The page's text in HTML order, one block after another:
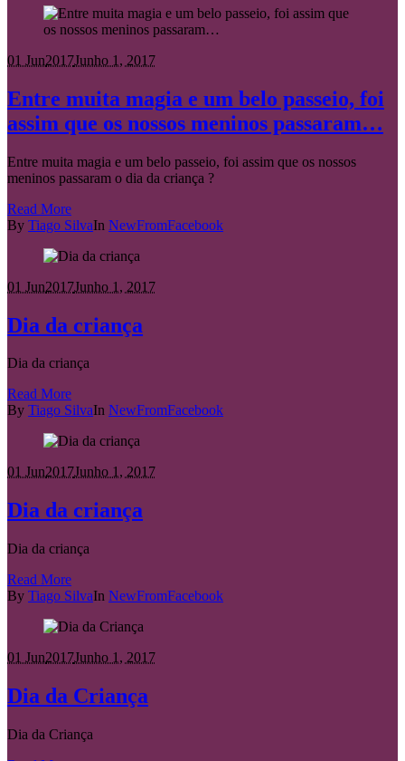
01 Jun2017Junho 1, 2017
Entre muita magia e um belo passeio, foi
assim que os nossos meninos passaram…
Entre muita magia e um belo passeio, foi assim que os nossos
meninos passaram o dia da criança ?
Read More
By Tiago SilvaIn NewFromFacebook
01 Jun2017Junho 1, 2017
Dia da criança
Dia da criança
Read More
By Tiago SilvaIn NewFromFacebook
01 Jun2017Junho 1, 2017
Dia da criança
Dia da criança
Read More
By Tiago SilvaIn NewFromFacebook
01 Jun2017Junho 1, 2017
Dia da Criança
Dia da Criança